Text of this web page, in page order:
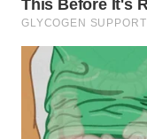
WN
NUSANTARA
WN
JOGJA